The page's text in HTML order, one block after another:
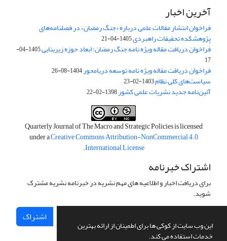
این وب سایت از کوکی ها برای اطمینان از ارائه بهترین
خدمات استفاده می کند.
آخرین اخبار
فراخوان انتشار مقالات علمی درباره «جنگ رمضان» در فصلنامه‌های
پژوهشکده تحقیقات راهبردی1405-04-21
فراخوان دریافت مقاله ویژه نامه جنگ رمضان؛ ابعاد حوزه زیربنایی
1405-04-
17
فراخوان دریافت مقاله ویژه نامه توسعه دریامحور1404-08-26
سیاست‌های کلی نظام1403-02-23
آئین‌نامه جدید نشریات علمی کشور1398-02-22
Quarterly Journal of The Macro and Strategic Policies is licensed
under aCreative Commons Attribution-NonCommercial 4.0
International License
.
اشتراک خبرنامه
برای دریافت اخبار و اطلاعیه های مهم نشریه در خبرنامه نشریه مشترک
شوید.
اشتراک